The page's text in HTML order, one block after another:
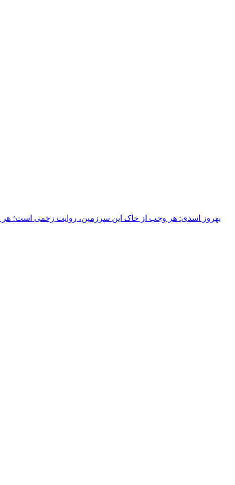
بهروز اسدی: هر وجب از خاک‌ این سرزمین، روایت زخمی است؛ هر